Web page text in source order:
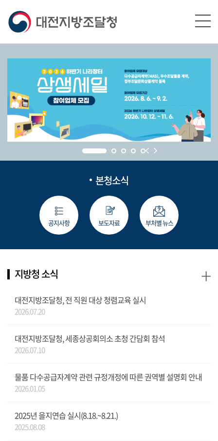
본청소식
공지사항 보도자료 부처별 뉴스
지방청 소식
대전지방조달청, 전 직원 대상 청렴교육 실시
2026.07.20
대전지방조달청, 세종상공회의소 초청 간담회 참석
2026.07.10
물품 다수공급자계약 관련 규정개정에 따른 권역별 설명회 안내
2026.01.05
2025년 을지연습 실시(8.18.~8.21.)
2025.08.08
+